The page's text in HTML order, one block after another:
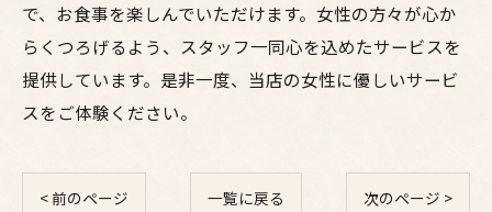
で、お食事を楽しんでいただけます。女性の方々が心か
らくつろげるよう、スタッフ一同心を込めたサービスを
提供しています。是非一度、当店の女性に優しいサービ
スをご体験ください。
< 前のページ 一覧に戻る 次のページ >